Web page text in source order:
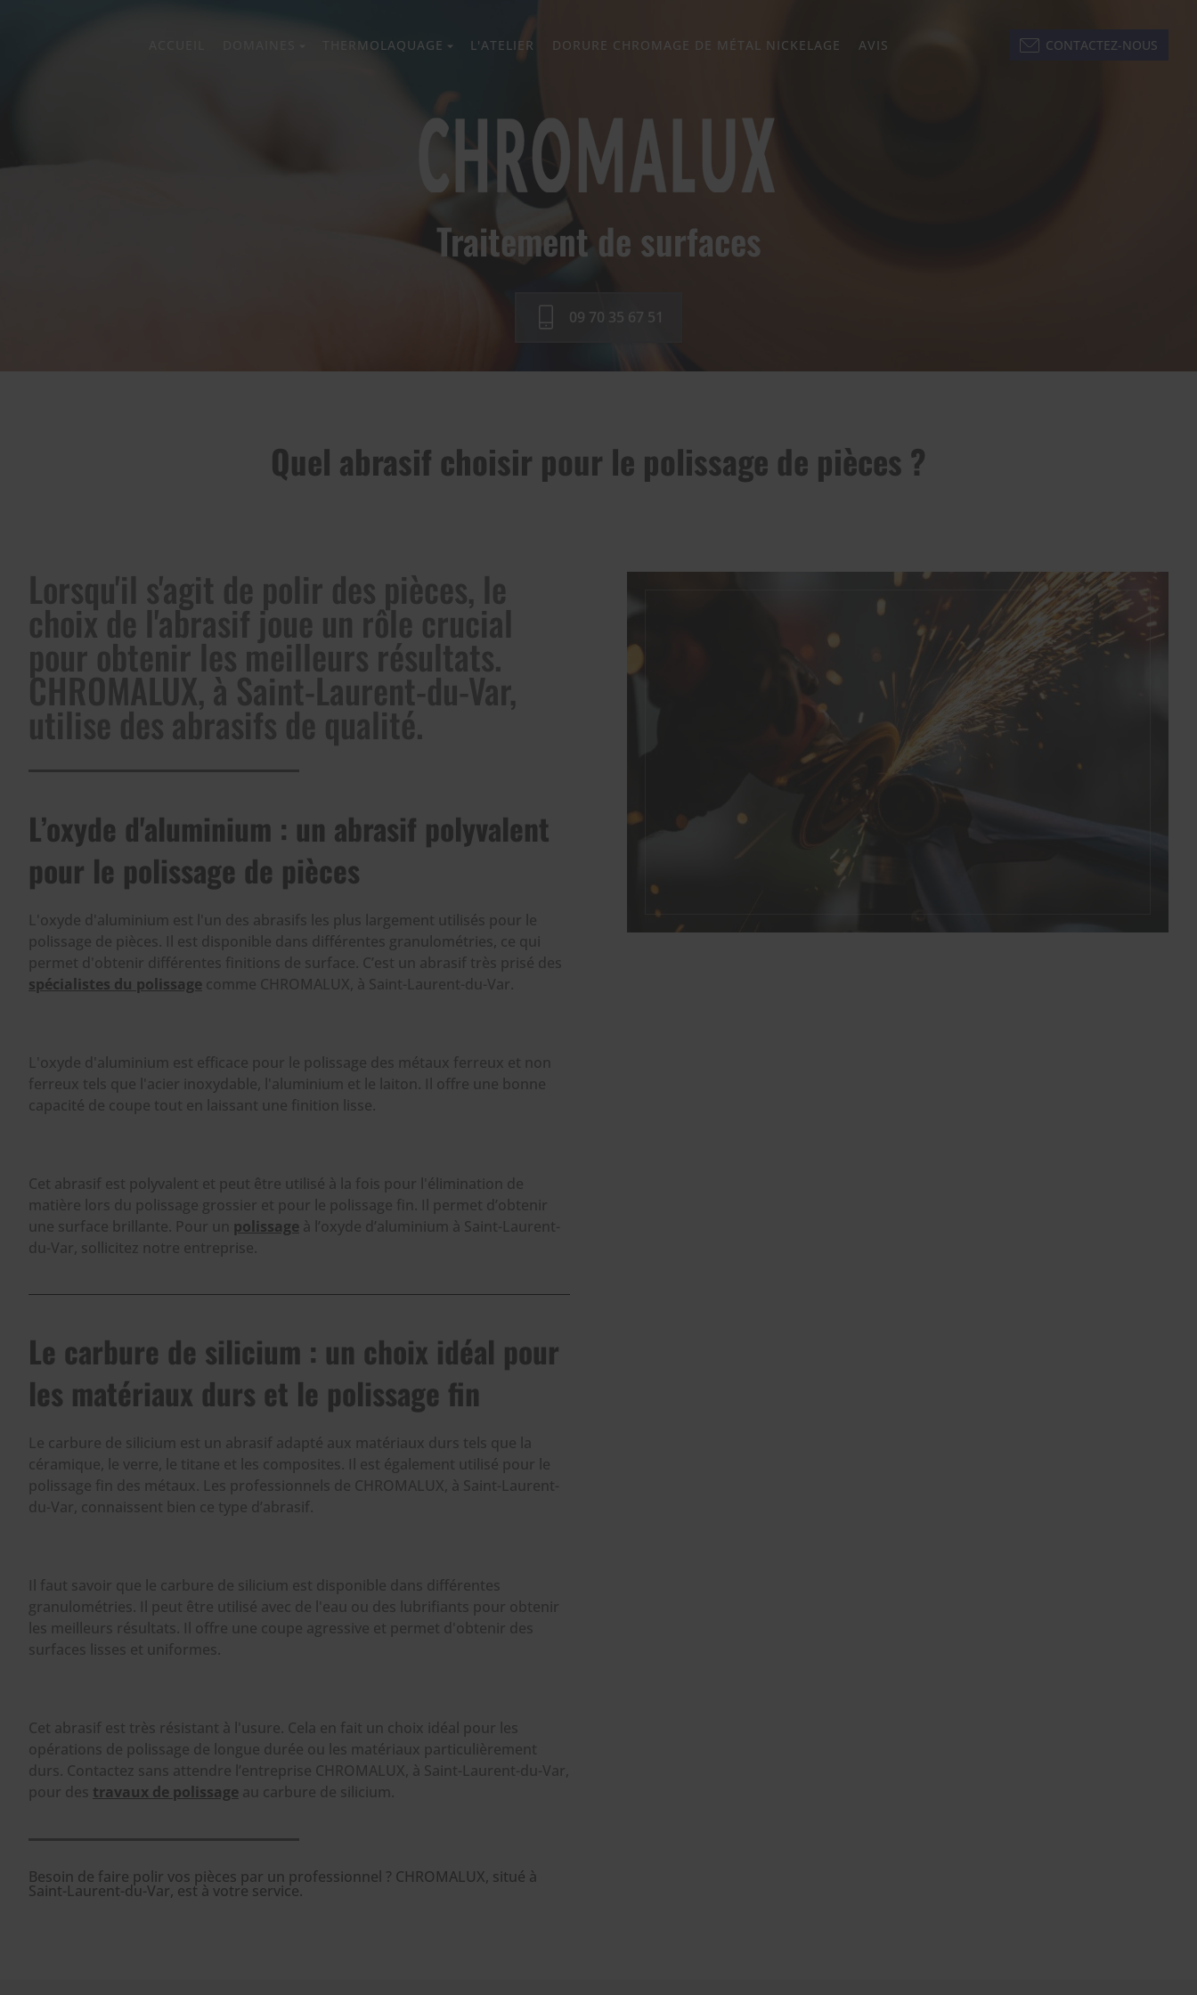
Traitement de surfaces
09 70 35 67 51
THERMOLAQUAGE L'ATELIER DORURE CHROMAGE DE MÉTAL NICKELAGE AVIS CONTACTEZ-NOUS
Quel abrasif choisir pour le polissage de pièces ?
Lorsqu'il s'agit de polir des pièces, le
choix de l'abrasif joue un rôle crucial
pour obtenir les meilleurs résultats.
CHROMALUX, à Saint-Laurent-du-Var,
utilise des abrasifs de qualité.
L’oxyde d'aluminium : un abrasif polyvalent
pour le polissage de pièces
L'oxyde d'aluminium est l'un des abrasifs les plus largement utilisés pour le
polissage de pièces. Il est disponible dans différentes granulométries, ce qui
permet d'obtenir différentes finitions de surface. C’est un abrasif très prisé des
spécialistes du polissage comme CHROMALUX, à Saint-Laurent-du-Var.
L'oxyde d'aluminium est efficace pour le polissage des métaux ferreux et non
ferreux tels que l'acier inoxydable, l'aluminium et le laiton. Il offre une bonne
capacité de coupe tout en laissant une finition lisse.
Cet abrasif est polyvalent et peut être utilisé à la fois pour l'élimination de
matière lors du polissage grossier et pour le polissage fin. Il permet d’obtenir
une surface brillante. Pour un polissage à l’oxyde d’aluminium à Saint-Laurent-
du-Var, sollicitez notre entreprise.
Le carbure de silicium : un choix idéal pour
les matériaux durs et le polissage fin
Le carbure de silicium est un abrasif adapté aux matériaux durs tels que la
céramique, le verre, le titane et les composites. Il est également utilisé pour le
polissage fin des métaux. Les professionnels de CHROMALUX, à Saint-Laurent-
du-Var, connaissent bien ce type d’abrasif.
Il faut savoir que le carbure de silicium est disponible dans différentes
granulométries. Il peut être utilisé avec de l'eau ou des lubrifiants pour obtenir
les meilleurs résultats. Il offre une coupe agressive et permet d'obtenir des
surfaces lisses et uniformes.
Cet abrasif est très résistant à l'usure. Cela en fait un choix idéal pour les
opérations de polissage de longue durée ou les matériaux particulièrement
durs. Contactez sans attendre l’entreprise CHROMALUX, à Saint-Laurent-du-Var,
pour des travaux de polissage au carbure de silicium.
Besoin de faire polir vos pièces par un professionnel ? CHROMALUX, situé à
Saint-Laurent-du-Var, est à votre service.